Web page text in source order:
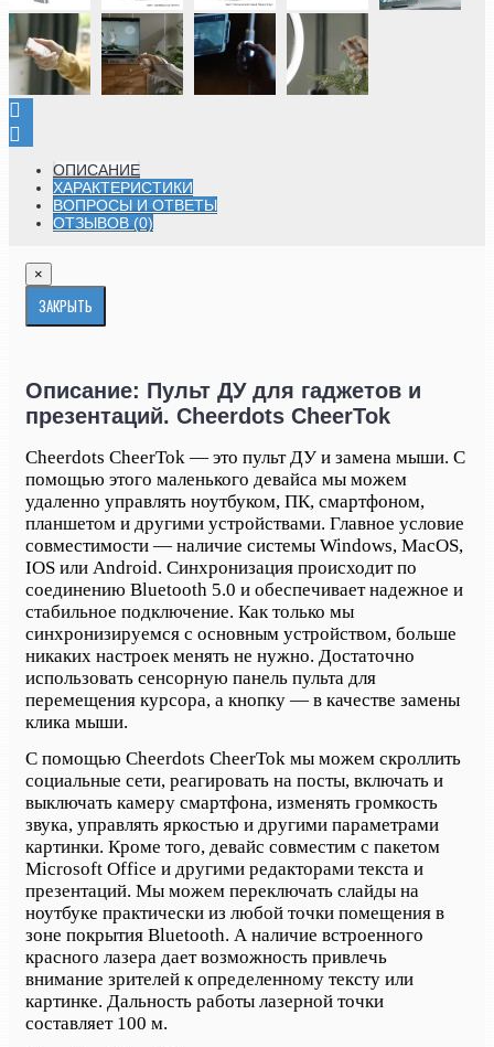
ОПИСАНИЕ
ХАРАКТЕРИСТИКИ
ВОПРОСЫ И ОТВЕТЫ
ОТЗЫВОВ (0)
×
ЗАКРЫТЬ
Описание: Пульт ДУ для гаджетов и
презентаций. Cheerdots CheerTok
Cheerdots CheerTok — это пульт ДУ и замена мыши. С
помощью этого маленького девайса мы можем
удаленно управлять ноутбуком, ПК, смартфоном,
планшетом и другими устройствами. Главное условие
совместимости — наличие системы Windows, MacOS,
IOS или Android. Синхронизация происходит по
соединению Bluetooth 5.0 и обеспечивает надежное и
стабильное подключение. Как только мы
синхронизируемся с основным устройством, больше
никаких настроек менять не нужно. Достаточно
использовать сенсорную панель пульта для
перемещения курсора, а кнопку — в качестве замены
клика мыши.
С помощью Cheerdots CheerTok мы можем скроллить
социальные сети, реагировать на посты, включать и
выключать камеру смартфона, изменять громкость
звука, управлять яркостью и другими параметрами
картинки. Кроме того, девайс совместим с пакетом
Microsoft Office и другими редакторами текста и
презентаций. Мы можем переключать слайды на
ноутбуке практически из любой точки помещения в
зоне покрытия Bluetooth. А наличие встроенного
красного лазера дает возможность привлечь
внимание зрителей к определенному тексту или
картинке. Дальность работы лазерной точки
составляет 100 м.